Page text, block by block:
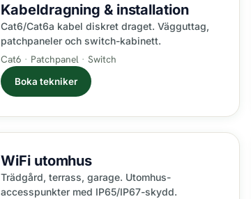
Kabeldragning & installation
Cat6/Cat6a kabel diskret draget. Vägguttag,
patchpaneler och switch-kabinett.
Cat6 Patchpanel Switch
Boka tekniker
WiFi utomhus
Trädgård, terrass, garage. Utomhus-
accesspunkter med IP65/IP67-skydd.